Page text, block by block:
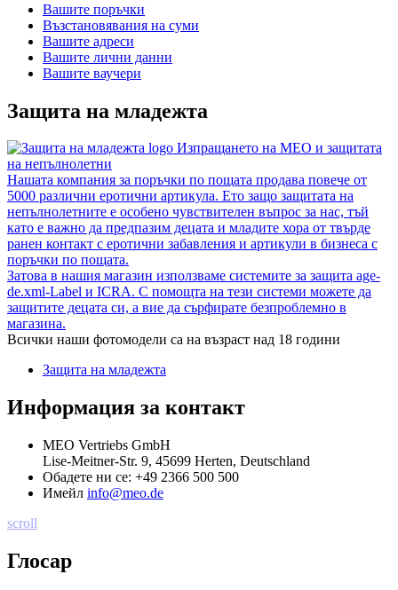
Вашите поръчки
Възстановявания на суми
Вашите адреси
Вашите лични данни
Вашите ваучери
Защита на младежта
Изпращането на MEO и защитата
на непълнолетни
Нашата компания за поръчки по пощата продава повече от
5000 различни еротични артикула. Ето защо защитата на
непълнолетните е особено чувствителен въпрос за нас, тъй
като е важно да предпазим децата и младите хора от твърде
ранен контакт с еротични забавления и артикули в бизнеса с
поръчки по пощата.
Затова в нашия магазин използваме системите за защита age-
de.xml-Label и ICRA. С помощта на тези системи можете да
защитите децата си, а вие да сърфирате безпроблемно в
магазина.
Всички наши фотомодели са на възраст над 18 години
Защита на младежта
Информация за контакт
MEO Vertriebs GmbH
Lise-Meitner-Str. 9, 45699 Herten, Deutschland
Обадете ни се: +49 2366 500 500
Имейл info@meo.de
scroll
Глосар